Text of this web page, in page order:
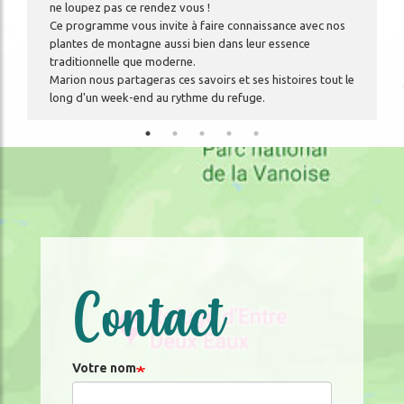
ne loupez pas ce rendez vous !
Ce programme vous invite à faire connaissance avec nos
plantes de montagne aussi bien dans leur essence
traditionnelle que moderne.
Marion nous partageras ces savoirs et ses histoires tout le
long d'un week-end au rythme du refuge.
Contact
Votre nom